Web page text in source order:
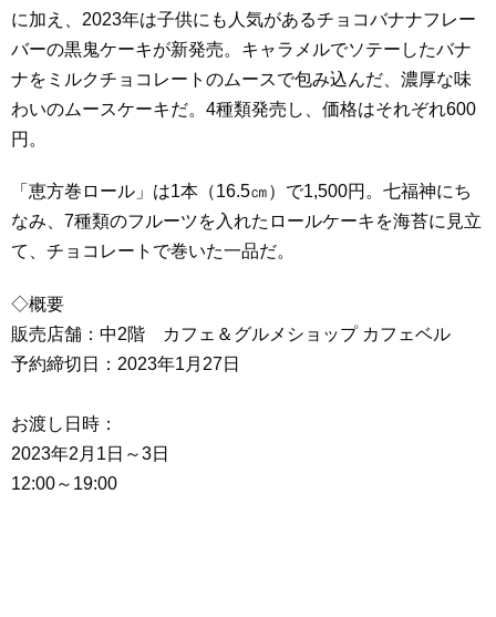
に加え、2023年は子供にも人気があるチョコバナナフレー
バーの黒鬼ケーキが新発売。キャラメルでソテーしたバナ
ナをミルクチョコレートのムースで包み込んだ、濃厚な味
わいのムースケーキだ。4種類発売し、価格はそれぞれ600
円。
「恵方巻ロール」は1本（16.5㎝）で1,500円。七福神にち
なみ、7種類のフルーツを入れたロールケーキを海苔に見立
て、チョコレートで巻いた一品だ。
◇概要
販売店舗：中2階 カフェ＆グルメショップ カフェベル
予約締切日：2023年1月27日
お渡し日時：
2023年2月1日～3日
12:00～19:00